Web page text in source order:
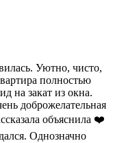
Уютно, чисто,
полностью
на закат из окна.
доброжелательная
объяснила ❤️
Однозначно